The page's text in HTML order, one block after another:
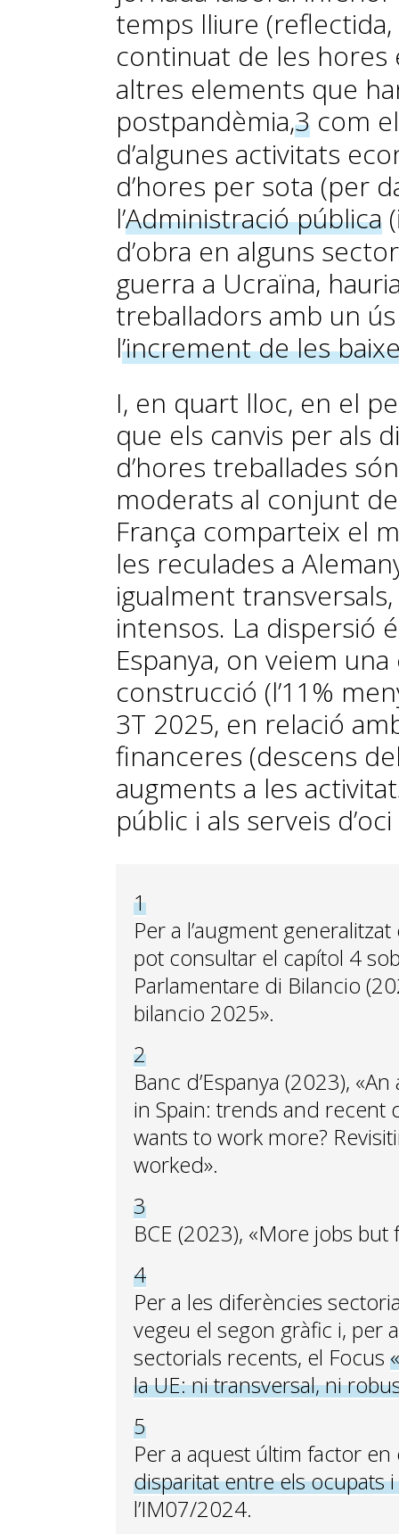
temps lliure
continuat de les hores
altres elements que
postpandèmia,3 com
d’algunes activitats
d’hores per sota (per
l’Administració pública
d’obra en alguns
guerra a Ucraïna,
treballadors amb un
l’increment de les
I, en quart lloc, en el
que els canvis per als
d’hores treballades
moderats al conjunt
França comparteix el
les reculades a
igualment
intensos. La dispersió
Espanya, on veiem
construcció (l’11%
3T 2025, en relació
financeres (descens
augments a les
públic i als serveis
1
Per a l’augment
pot consultar el capítol 4
Parlamentare di Bilancio
bilancio 2025».
2
Banc d’Espanya (2023),
in Spain: trends and recent
wants to work more?
worked».
3
BCE (2023), «More jobs
4
Per a les diferències
vegeu el segon gràfic i, per
sectorials recents, el Focus
la UE: ni transversal, ni
5
Per a aquest últim factor en
disparitat entre els ocupats
l’IM07/2024.